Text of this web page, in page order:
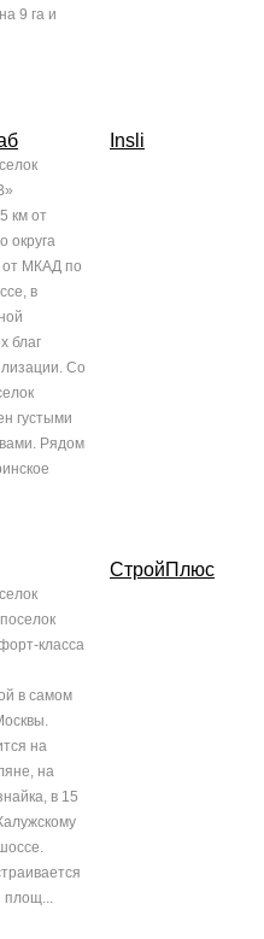
9 га и
км от
округа
от МКАД по
в
благ
Со
густыми
Рядом
Insli
класса
в самом
на
на
в 15
площ...
СтройПлюс